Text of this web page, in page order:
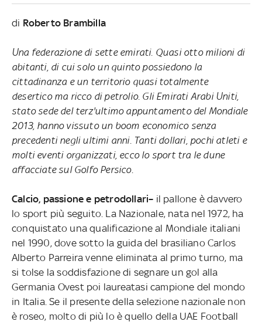
di Roberto Brambilla
Una federazione di sette emirati. Quasi otto milioni di
abitanti, di cui solo un quinto possiedono la
cittadinanza e un territorio quasi totalmente
desertico ma ricco di petrolio. Gli Emirati Arabi Uniti,
stato sede del terz'ultimo appuntamento del Mondiale
2013, hanno vissuto un boom economico senza
precedenti negli ultimi anni. Tanti dollari, pochi atleti e
molti eventi organizzati, ecco lo sport tra le dune
affacciate sul Golfo Persico.
Calcio, passione e petrodollari– il pallone è davvero
lo sport più seguito. La Nazionale, nata nel 1972, ha
conquistato una qualificazione al Mondiale italiani
nel 1990, dove sotto la guida del brasiliano Carlos
Alberto Parreira venne eliminata al primo turno, ma
si tolse la soddisfazione di segnare un gol alla
Germania Ovest poi laureatasi campione del mondo
in Italia. Se il presente della selezione nazionale non
è roseo, molto di più lo è quello della UAE Football